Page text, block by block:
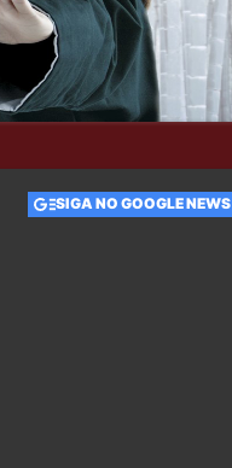
SIGA NO GOOGLE NEWS